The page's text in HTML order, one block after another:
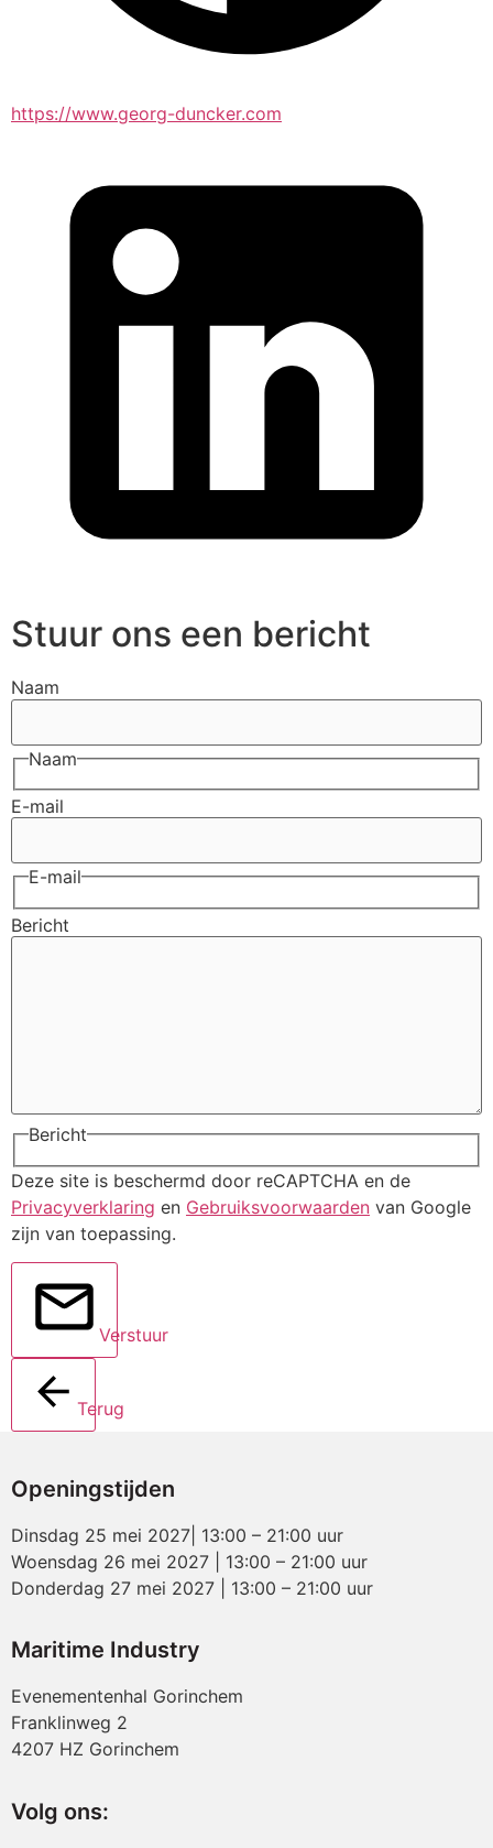
https://www.georg-duncker.com
Stuur ons een bericht
Naam
Naam
E-mail
E-mail
Bericht
Bericht
Deze site is beschermd door reCAPTCHA en de
Privacyverklaring en Gebruiksvoorwaarden van Google
zijn van toepassing.
Verstuur
Terug
Openingstijden
Dinsdag 25 mei 2027| 13:00 – 21:00 uur
Woensdag 26 mei 2027 | 13:00 – 21:00 uur
Donderdag 27 mei 2027 | 13:00 – 21:00 uur
Maritime Industry
Evenementenhal Gorinchem
Franklinweg 2
4207 HZ Gorinchem
Volg ons: